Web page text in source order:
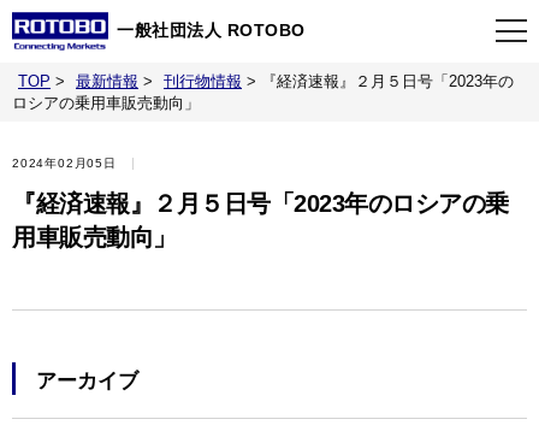
一般社団法人 ROTOBO
TOP
最新情報
当会について
TOP > 最新情報 > 刊行物情報 >
『経済速報』２月５日号「2023年の
ロシアの乗用車販売動向」
2024年02月05日
『経済速報』２月５日号「2023年のロシアの乗
用車販売動向」
アーカイブ